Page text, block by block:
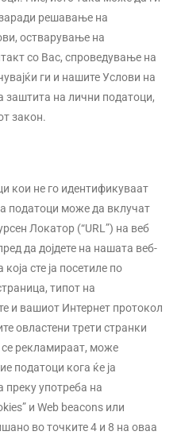
решавање на
остварување на
со Вас, спроведување на
ги и нашите Услови на
заштита на лични податоци,
закон.
кои не го идентификуваат
податоци може да вклучат
Локатор (“URL”) на веб
да дојдете на нашата веб-
сте ја посетиле по
типот на
и вашиот Интернет протокол
овластени трети странки
се рекламираат, може
податоци кога ќе ја
преку употреба на
и Web beacons или
во точките 4 и 8 на оваа